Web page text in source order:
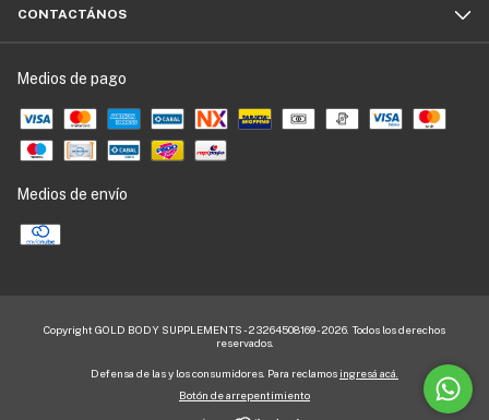
CONTACTÁNOS
Medios de pago
Medios de envío
Copyright GOLD BODY SUPPLEMENTS - 23264508169 - 2026. Todos los derechos
reservados.
Defensa de las y los consumidores. Para reclamos ingresá acá.
Botón de arrepentimiento